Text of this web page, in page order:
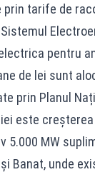
tarife de
pentru
de lei sunt
prin Planul
este
MW
Banat, unde